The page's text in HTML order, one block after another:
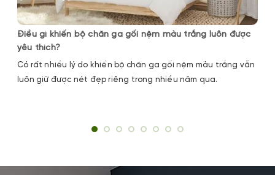
Điều gì khiến bộ chăn ga gối nệm màu trắng luôn được
yêu thích?
Có rất nhiều lý do khiến bộ chăn ga gối nệm màu trắng vẫn
luôn giữ được nét đẹp riêng trong nhiều năm qua.